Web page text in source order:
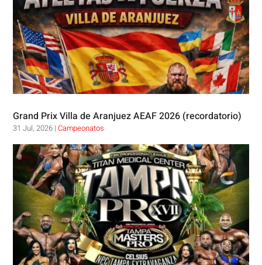
Grand Prix Villa de Aranjuez AEAF 2026 (recordatorio)
31 Jul, 2026 |Campeonatos